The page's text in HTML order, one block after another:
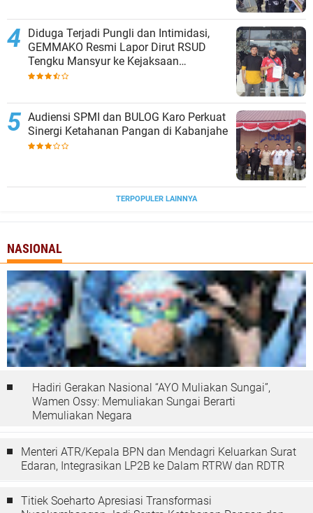
Diduga Terjadi Pungli dan Intimidasi,
GEMMAKO Resmi Lapor Dirut RSUD
Tengku Mansyur ke Kejaksaan
Tanjungbalai
Audiensi SPMI dan BULOG Karo Perkuat
Sinergi Ketahanan Pangan di Kabanjahe
TERPOPULER LAINNYA
NASIONAL
Hadiri Gerakan Nasional “AYO Muliakan Sungai”,
Wamen Ossy: Memuliakan Sungai Berarti
Memuliakan Negara
Menteri ATR/Kepala BPN dan Mendagri Keluarkan Surat
Edaran, Integrasikan LP2B ke Dalam RTRW dan RDTR
Titiek Soeharto Apresiasi Transformasi